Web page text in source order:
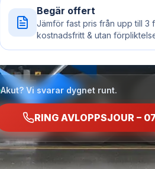
Begär offert
Jämför fast pris från upp till 3
kostnadsfritt & utan
Akut? Vi svarar dygnet runt.
RING AVLOPPSJOUR –